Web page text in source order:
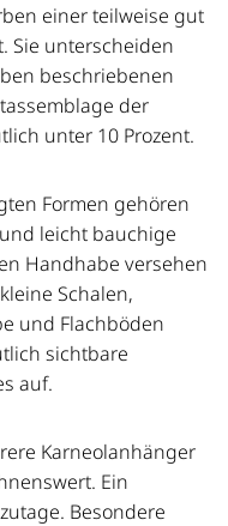
einer teilweise gut
Sie unterscheiden
beschriebenen
der
unter 10 Prozent.
Formen gehören
leicht bauchige
Handhabe versehen
Schalen,
und Flachböden
sichtbare
auf.
Karneolanhänger
Ein
Besondere